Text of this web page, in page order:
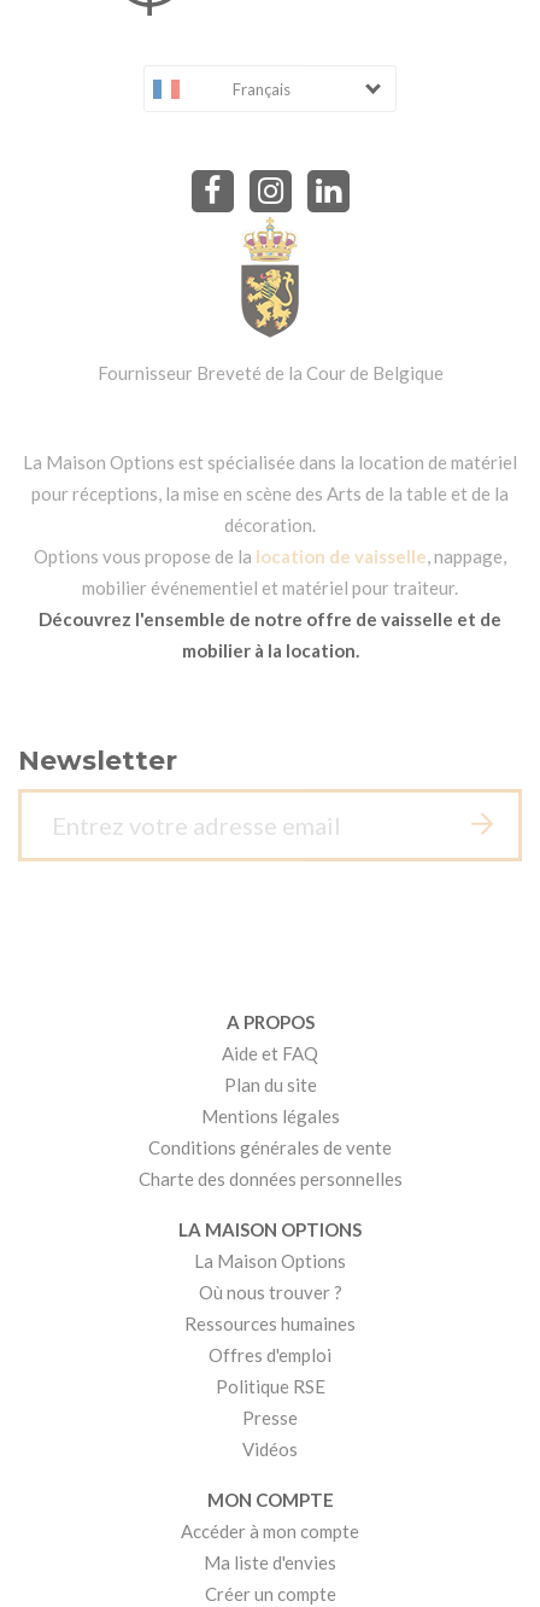
Français
Fournisseur Breveté de la Cour de Belgique
La Maison Options est spécialisée dans la location de matériel
pour réceptions, la mise en scène des Arts de la table et de la
décoration.
Options vous propose de la location de vaisselle, nappage,
mobilier événementiel et matériel pour traiteur.
Découvrez l'ensemble de notre offre de vaisselle et de
mobilier à la location.
Newsletter
A PROPOS
Aide et FAQ
Plan du site
Mentions légales
Conditions générales de vente
Charte des données personnelles
LA MAISON OPTIONS
La Maison Options
Où nous trouver ?
Ressources humaines
Offres d'emploi
Politique RSE
Presse
Vidéos
MON COMPTE
Accéder à mon compte
Ma liste d'envies
Créer un compte